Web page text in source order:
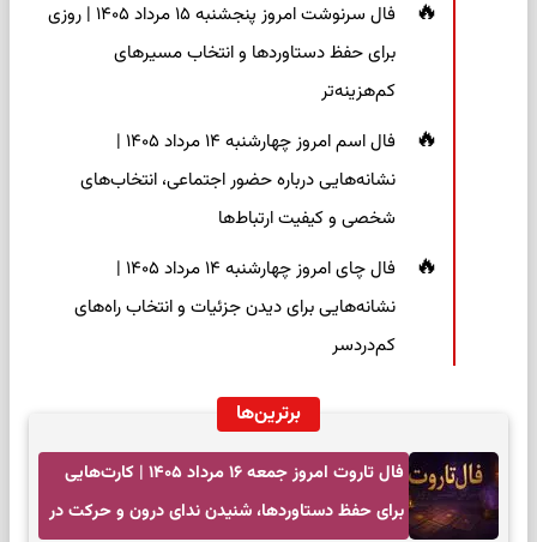
فال سرنوشت امروز پنجشنبه ۱۵ مرداد ۱۴۰۵ | روزی
برای حفظ دستاوردها و انتخاب مسیرهای
کم‌هزینه‌تر
فال اسم امروز چهارشنبه ۱۴ مرداد ۱۴۰۵ |
نشانه‌هایی درباره حضور اجتماعی، انتخاب‌های
شخصی و کیفیت ارتباط‌ها
فال چای امروز چهارشنبه ۱۴ مرداد ۱۴۰۵ |
نشانه‌هایی برای دیدن جزئیات و انتخاب راه‌های
کم‌دردسر
برترین‌ها
فال تاروت امروز جمعه ۱۶ مرداد ۱۴۰۵ | کارت‌هایی
برای حفظ دستاوردها، شنیدن ندای درون و حرکت در